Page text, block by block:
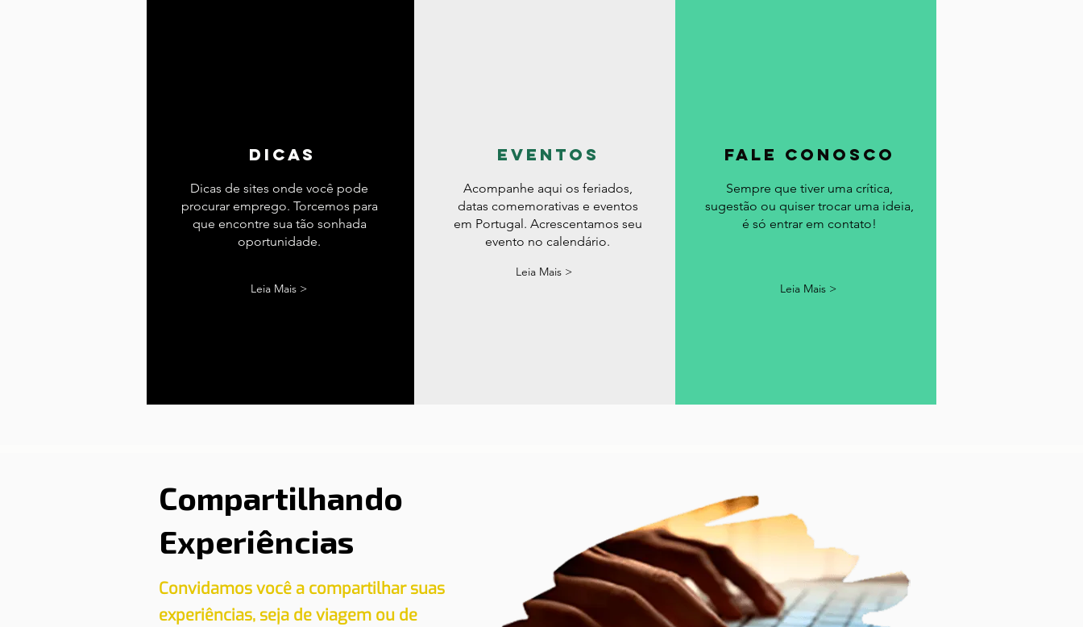
dicas
Dicas de sites onde você pode
procurar emprego. Torcemos para
que encontre sua tão sonhada
oportunidade.
Leia Mais >
eventos
Acompanhe aqui os feriados,
datas comemorativas e eventos
em Portugal. Acrescentamos seu
evento no calendário.
Leia Mais >
fale conosco
Sempre que tiver uma crítica,
sugestão ou quiser trocar uma ideia,
é só entrar em contato!
Leia Mais >
Compartilhando
Experiências
Convidamos você a compartilhar suas
experiências, seja de viagem ou de